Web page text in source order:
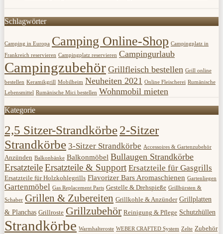
Schlagwörter
Camping in Europa Camping Online-Shop Campingplatz in
Frankreich reservieren Campingplatz reservieren Campingurlaub
Campingzubehör Grillfleisch bestellen Grill online
bestellen Keramikgrill Mobilheim Neuheiten 2021 Online Fleischerei Rumänische
Lebensmittel Rumänische Mici bestellen Wohnmobil mieten
Kategorie
2,5 Sitzer-Strandkörbe2-Sitzer
Strandkörbe 3-Sitzer Strandkörbe Accessoires & Gartenzubehör
Anzünden Balkonbänke Balkonmöbel Bullaugen Strandkörbe
ErsatzteileErsatzteile & Support Ersatzteile für Gasgrills
Ersatzteile für Holzkohlegrills Flavorizer Bars Aromaschienen Gartenliegen
Gartenmöbel Gas Replacement Parts Gestelle & Drehspieße Grillbürsten &
Schaber Grillen & Zubereiten Grillkohle & Anzünder Grillplatten
& Planchas Grillroste Grillzubehör Reinigung & Pflege Schutzhüllen
Strandkörbe Warmhalteroste WEBER CRAFTED System Zelte Zubehör